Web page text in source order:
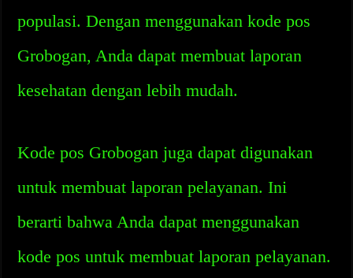
populasi. Dengan menggunakan kode pos
Grobogan, Anda dapat membuat laporan
kesehatan dengan lebih mudah.
Kode pos Grobogan juga dapat digunakan
untuk membuat laporan pelayanan. Ini
berarti bahwa Anda dapat menggunakan
kode pos untuk membuat laporan pelayanan.